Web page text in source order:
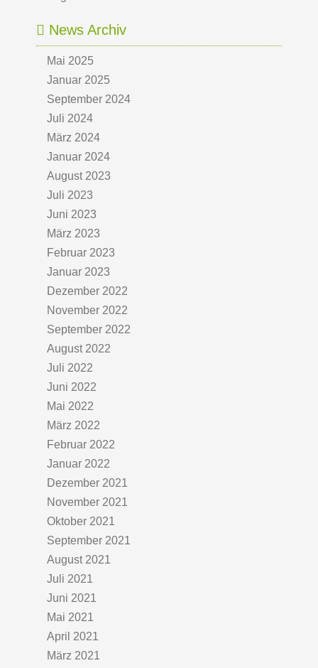
News Archiv
Mai 2025
Januar 2025
September 2024
Juli 2024
März 2024
Januar 2024
August 2023
Juli 2023
Juni 2023
März 2023
Februar 2023
Januar 2023
Dezember 2022
November 2022
September 2022
August 2022
Juli 2022
Juni 2022
Mai 2022
März 2022
Februar 2022
Januar 2022
Dezember 2021
November 2021
Oktober 2021
September 2021
August 2021
Juli 2021
Juni 2021
Mai 2021
April 2021
März 2021